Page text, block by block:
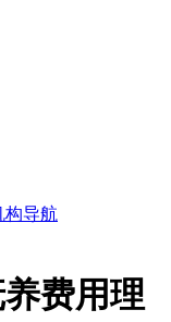
构导航
费用理